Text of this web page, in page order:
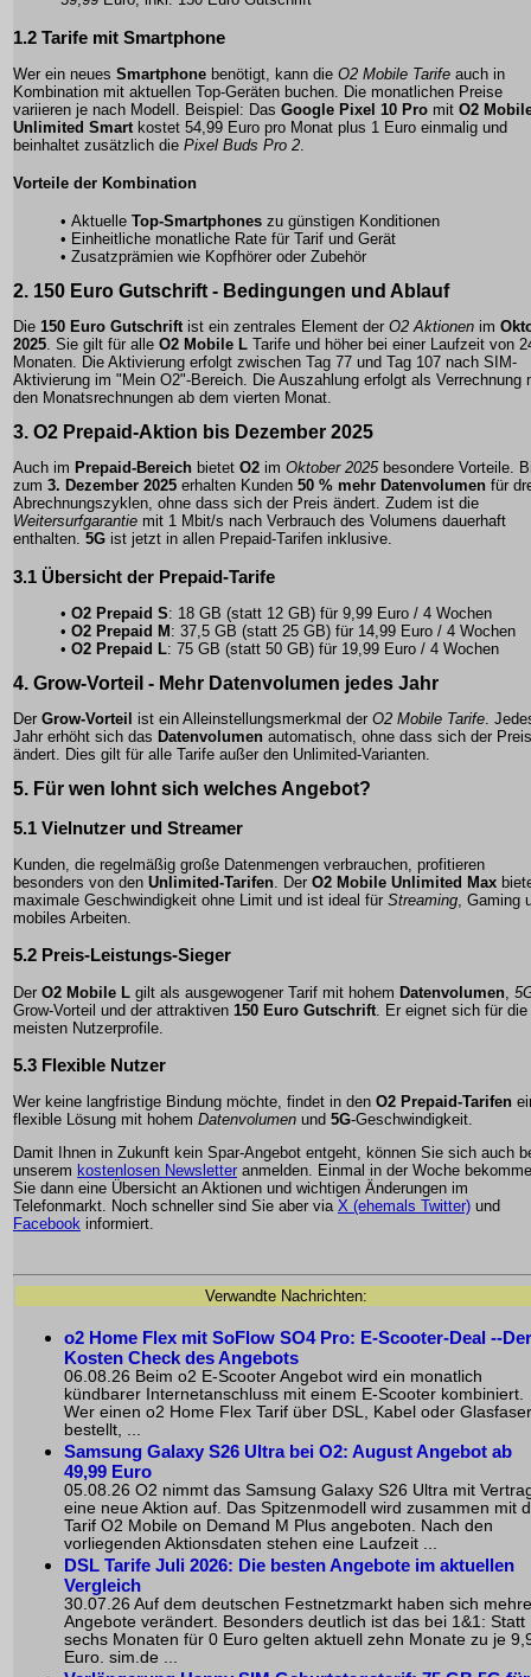
1.2 Tarife mit Smartphone
Wer ein neues Smartphone benötigt, kann die O2 Mobile Tarife auch in
Kombination mit aktuellen Top-Geräten buchen. Die monatlichen Preise
variieren je nach Modell. Beispiel: Das Google Pixel 10 Pro mit O2
Unlimited Smart kostet 54,99 Euro pro Monat plus 1 Euro einmalig und
beinhaltet zusätzlich die Pixel Buds Pro 2
Vorteile der Kombination
• Aktuelle Top-Smartphones zu günstigen Konditionen
• Einheitliche monatliche Rate für Tarif und Gerät
• Zusatzprämien wie Kopfhörer oder Zubehör
2. 150 Euro Gutschrift - Bedingungen und Ablauf
Die 150 Euro Gutschriftist ein zentrales Element der O2 Aktionen im
2025. Sie gilt für alle O2 Mobile L Tarife und höher bei einer Laufzeit von
Monaten. Die Aktivierung erfolgt zwischen Tag 77 und Tag 107 nach SIM-
Aktivierung im "Mein O2"-Bereich. Die Auszahlung erfolgt als Verrechnung
den Monatsrechnungen ab dem vierten Monat.
3. O2 Prepaid-Aktion bis Dezember 2025
Auch im Prepaid-Bereich bietet O2 im Oktober 2025besondere Vorteile.
zum 3. Dezember 2025 erhalten Kunden 50 % mehr Datenvolumen für
Abrechnungszyklen, ohne dass sich der Preis ändert. Zudem ist die
Weitersurfgarantie mit 1 Mbit/s nach Verbrauch des Volumens dauerhaft
enthalten. 5G ist jetzt in allen Prepaid-Tarifen inklusive.
3.1 Übersicht der Prepaid-Tarife
• O2 Prepaid S: 18 GB (statt 12 GB) für 9,99 Euro / 4 Wochen
• O2 Prepaid M : 37,5 GB (statt 25 GB) für 14,99 Euro / 4 Wochen
• O2 Prepaid L: 75 GB (statt 50 GB) für 19,99 Euro / 4 Wochen
4. Grow-Vorteil - Mehr Datenvolumen jedes Jahr
Der Grow-Vorteil ist ein Alleinstellungsmerkmal der O2 Mobile Tarife .
Jahr erhöht sich das Datenvolumen automatisch, ohne dass sich der Preis
ändert. Dies gilt für alle Tarife außer den Unlimited-Varianten.
5. Für wen lohnt sich welches Angebot?
5.1 Vielnutzer und Streamer
Kunden, die regelmäßig große Datenmengen verbrauchen, profitieren
besonders von den Unlimited-Tarifen. Der O2 Mobile Unlimited Max
maximale Geschwindigkeit ohne Limit und ist ideal für Streaming, Gaming
mobiles Arbeiten.
5.2 Preis-Leistungs-Sieger
Der O2 Mobile L gilt als ausgewogener Tarif mit hohem Datenvolumen
Grow-Vorteil und der attraktiven 150 Euro Gutschrift . Er eignet sich für die
meisten Nutzerprofile.
5.3 Flexible Nutzer
Wer keine langfristige Bindung möchte, findet in den O2 Prepaid-Tarifen
flexible Lösung mit hohem Datenvolumen und 5G-Geschwindigkeit.
Damit Ihnen in Zukunft kein Spar-Angebot entgeht, können Sie sich auch
unserem kostenlosen Newsletter anmelden. Einmal in der Woche
Sie dann eine Übersicht an Aktionen und wichtigen Änderungen im
Telefonmarkt. Noch schneller sind Sie aber via X (ehemals Twitter) und
Facebook informiert.
Verwandte Nachrichten:
o2 Home Flex mit SoFlow SO4 Pro: E-Scooter-Deal --Der
Kosten Check des Angebots
06.08.26 Beim o2 E-Scooter Angebot wird ein monatlich
kündbarer Internetanschluss mit einem E-Scooter kombiniert.
Wer einen o2 Home Flex Tarif über DSL, Kabel oder Glasfaser
bestellt, ...
Samsung Galaxy S26 Ultra bei O2: August Angebot ab
49,99 Euro
05.08.26 O2 nimmt das Samsung Galaxy S26 Ultra mit
eine neue Aktion auf. Das Spitzenmodell wird zusammen mit
Tarif O2 Mobile on Demand M Plus angeboten. Nach den
vorliegenden Aktionsdaten stehen eine Laufzeit ...
DSL Tarife Juli 2026: Die besten Angebote im aktuellen
Vergleich
30.07.26 Auf dem deutschen Festnetzmarkt haben sich
Angebote verändert. Besonders deutlich ist das bei 1&1: Statt
sechs Monaten für 0 Euro gelten aktuell zehn Monate zu je
Euro. sim.de ...